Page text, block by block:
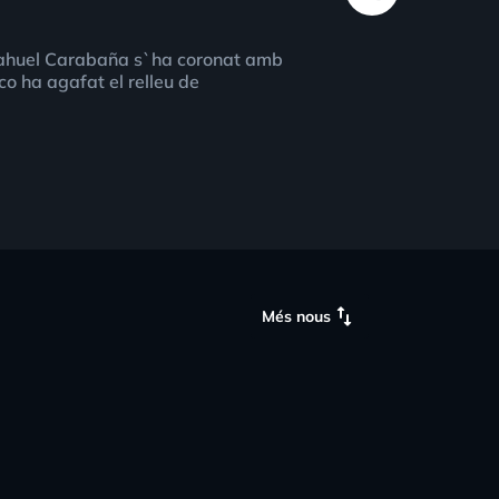
Carabaña s`ha coronat amb
ha agafat el relleu de
Més nous swap_vert